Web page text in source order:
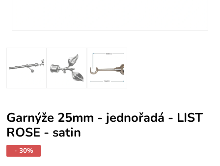
Garnýže 25mm - jednořadá - LIST
ROSE - satin
- 30%